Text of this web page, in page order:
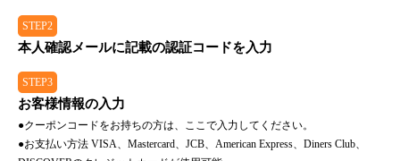
STEP2
本人確認メールに記載の認証コードを入力
STEP3
お客様情報の入力
●クーポンコードをお持ちの方は、ここで入力してください。
●お支払い方法 VISA、Mastercard、JCB、American Express、Diners Club、